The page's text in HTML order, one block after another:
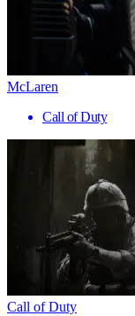
McLaren
Call of Duty
Call of Duty